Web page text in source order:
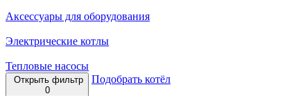
Аксессуары для оборудования
Электрические котлы
Тепловые насосы
Открыть фильтр
0
Подобрать котёл